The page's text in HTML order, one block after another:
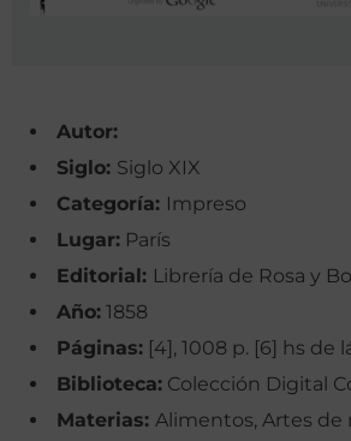
Autor:
Siglo: Siglo XIX
Categoría: Impreso
Lugar: París
Editorial: Librería de Rosa y
Año: 1858
Páginas: [4], 1008 p. [6] hs de
Biblioteca: Colección Digital
Materias: Alimentos, Artes de